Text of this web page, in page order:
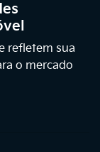
refletem sua
o mercado